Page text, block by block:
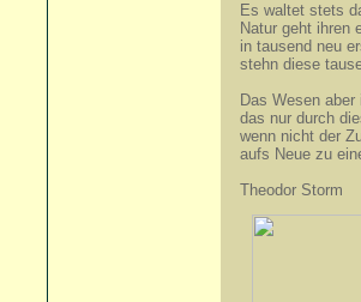
Es waltet stets
Natur geht ihren
in tausend neu
stehn diese
Das Wesen
das nur durch
wenn nicht der
aufs Neue zu
Theodor Storm